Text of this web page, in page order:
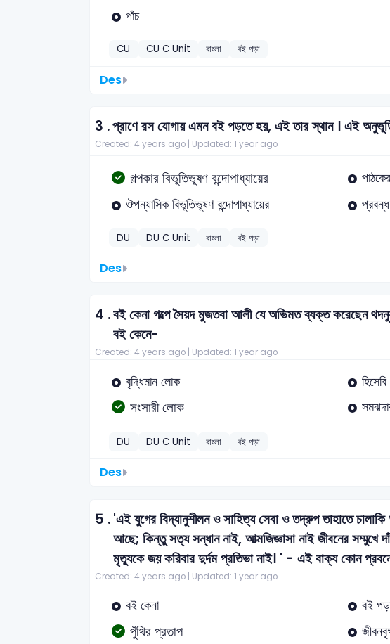
পাঁচ
CU CU C Unit বাংলা বই পড়া
Des
3 .প্রাণে রস যোগায় এমন বই পড়তে হয়, এই তার স্থান । এই
Created: 4 years ago | Updated: 1 year ago
গল্পকার বিভূতিভূষণ বন্দোপাধ্যায়ের
পাঠকের
ঔপন্যাসিক বিভূতিভূষণ বন্দোপাধ্যায়ের
DU DU C Unit বাংলা বই পড়া
Des
4 .বই কেনা গল্পে সৈয়দ মুজতবা আলী যে অভিমত ব্যক্ত করেছেন
বই কেনে-
Created: 4 years ago | Updated: 1 year ago
বৃদ্ধিমান লোক
সংসারী লোক
DU DU C Unit বাংলা বই পড়া
Des
5 .'এই যুগের বিদ্যানুশীলন ও সাহিত্য সেবা ও তদ্রুপ তাহাতে
আছে; কিন্তু সত্য সন্ধান নাই, আত্মজিজ্ঞাসা নাই জীবনের সম্মুখে
মৃত্যুকে জয় করিবার দুর্দম প্রতিভা নাই। ' - এই বাক্য কোন
Created: 4 years ago | Updated: 1 year ago
বই কেনা বই
পুঁথির প্রতাপ